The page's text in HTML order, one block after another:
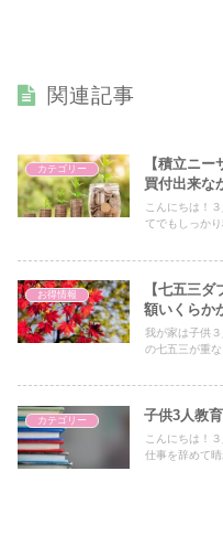
関連記事
カテゴリー
【積立ニ
買付出来な
こんにちは！
てでもしっか
お得情報
【七五三
額いくらか
我が家は子供
の七五三が重
カテゴリー 子供3人教
こんにちは！
仕事を辞めて